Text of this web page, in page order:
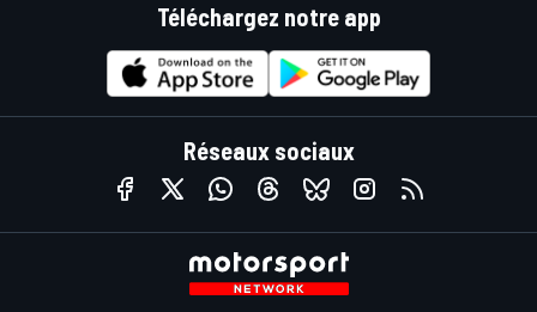
Téléchargez notre app
Réseaux sociaux